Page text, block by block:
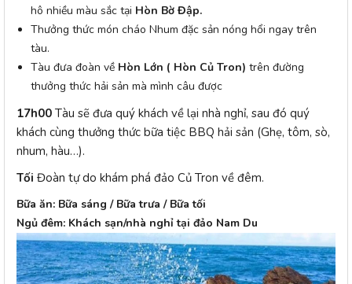
hô nhiều màu sắc tại Hòn Bờ Đập.
Thưởng thức món cháo Nhum đặc sản nóng hổi ngay trên
tàu.
Tàu đưa đoàn về Hòn Lớn ( Hòn Củ Tron) trên đường
thưởng thức hải sản mà mình câu được
17h00 Tàu sẽ đưa quý khách về lại nhà nghỉ, sau đó quý
khách cùng thưởng thức bữa tiệc BBQ hải sản (Ghẹ, tôm, sò,
nhum, hàu…).
Tối Đoàn tự do khám phá đảo Củ Tron về đêm.
Bữa ăn: Bữa sáng / Bữa trưa / Bữa tối
Ngủ đêm: Khách sạn/nhà nghỉ tại đảo Nam Du